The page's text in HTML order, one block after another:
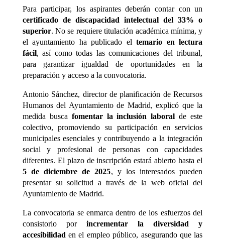
Para participar, los aspirantes deberán contar con un
certificado de discapacidad intelectual del 33% o
superior. No se requiere titulación académica mínima, y
el ayuntamiento ha publicado eltemario en lectura
fácil, así como todas las comunicaciones del tribunal,
para garantizar igualdad de oportunidades en la
preparación y acceso a la convocatoria.
Antonio Sánchez, director de planificación de Recursos
Humanos del Ayuntamiento de Madrid, explicó que la
medida busca fomentar la inclusión laboral de este
colectivo, promoviendo su participación en servicios
municipales esenciales y contribuyendo a la integración
social y profesional de personas con capacidades
diferentes. El plazo de inscripción estará abierto hasta el
5 de diciembre de 2025, y los interesados pueden
presentar su solicitud a través de la web oficial del
Ayuntamiento de Madrid.
La convocatoria se enmarca dentro de los esfuerzos del
consistorio por incrementar la diversidad y
accesibilidad en el empleo público, asegurando que las